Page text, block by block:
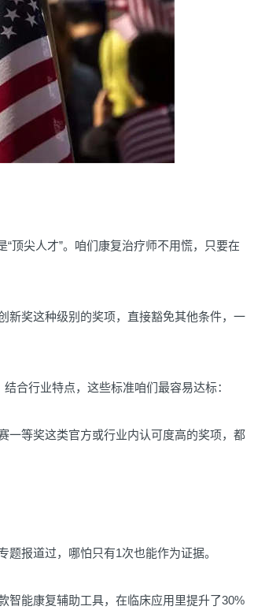
顶尖人才”。咱们康复治疗师不用慌，只要在
奖这种级别的奖项，直接豁免其他条件，一
行业特点，这些标准咱们最容易达标：
等奖这类官方或行业内认可度高的奖项，都
报道过，哪怕只有1次也能作为证据。
能康复辅助工具，在临床应用里提升了30%